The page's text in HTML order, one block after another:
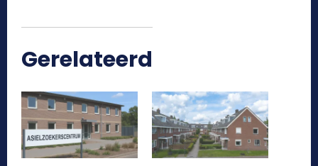
Gerelateerd